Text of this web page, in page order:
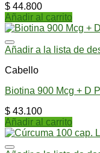
$ 44.800
Añadir al carrito
Añadir a la lista de
Cabello
Biotina 900 Mcg + D
$ 43.100
Añadir al carrito